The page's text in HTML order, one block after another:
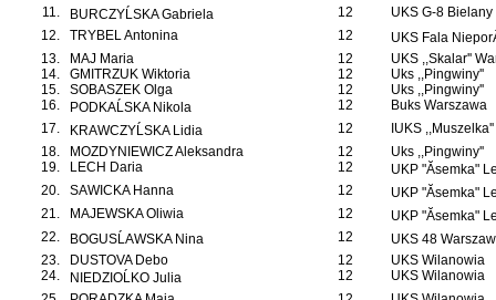
11.
BURCZYĹSKA Gabriela 12
UKS G-8
12.
TRYBEL Antonina 12
UKS Fala
13.
MAJ Maria 12
UKS ,,Skalar''
14.
GMITRZUK Wiktoria 12
Uks ,,Pingwiny''
15.
SOBASZEK Olga 12
Uks ,,Pingwiny''
16.
PODKAĹSKA Nikola 12
Buks Warszawa
17.
KRAWCZYĹSKA Lidia 12
IUKS
18.
MOZDYNIEWICZ Aleksandra 12
Uks ,,Pingwiny''
19.
LECH Daria 12
UKP "Ăsemka"
20.
SAWICKA Hanna 12
UKP "Ăsemka"
21.
MAJEWSKA Oliwia 12
UKP "Ăsemka"
22.
BOGUSĹAWSKA Nina 12
UKS 48
23.
DUSTOVA Debo 12
UKS Wilanowia
24.
NIEDZIOĹKO Julia 12
UKS Wilanowia